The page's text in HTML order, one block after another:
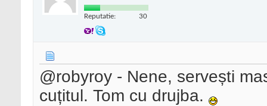
Reputatie: 30
@robyroy - Nene, servești
cuțitul. Tom cu drujba.